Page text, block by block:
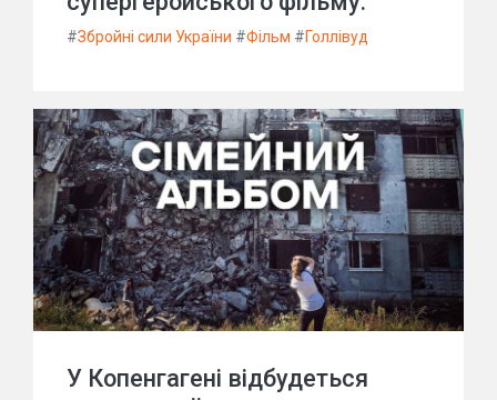
#Збройні сили України #Фільм #Голлівуд
У Копенгагені відбудеться